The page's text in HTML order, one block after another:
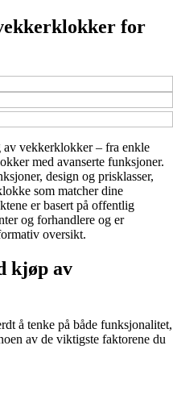
for
av vekkerklokker – fra enkle
med avanserte funksjoner.
design og prisklasser,
som matcher dine
er basert på offentlig
og forhandlere og er
oversikt.
kjøp av
å tenke på både funksjonalitet,
av de viktigste faktorene du